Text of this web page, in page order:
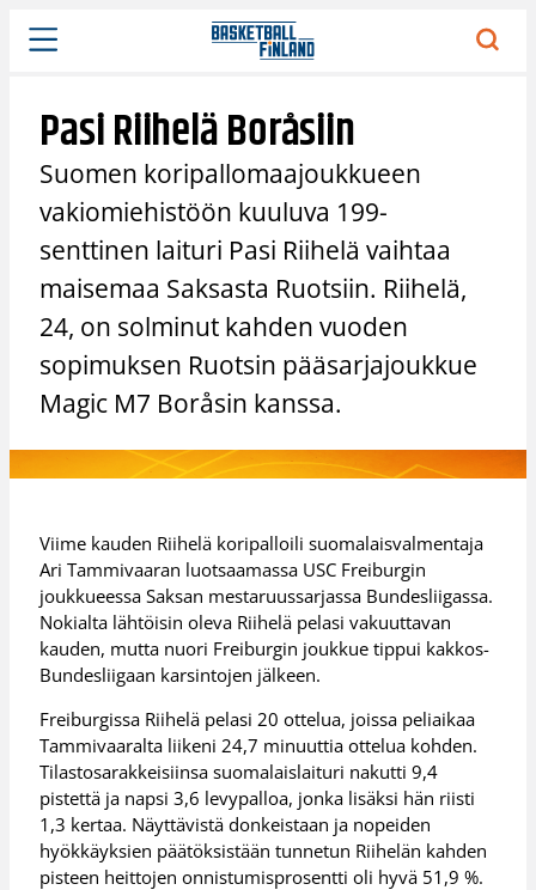
Siirry
sisältöön
Pasi Riihelä Boråsiin
Suomen koripallomaajoukkueen
vakiomiehistöön kuuluva 199-
senttinen laituri Pasi Riihelä vaihtaa
maisemaa Saksasta Ruotsiin. Riihelä,
24, on solminut kahden vuoden
sopimuksen Ruotsin pääsarjajoukkue
Magic M7 Boråsin kanssa.
Viime kauden Riihelä koripalloili suomalaisvalmentaja
Ari Tammivaaran luotsaamassa USC Freiburgin
joukkueessa Saksan mestaruussarjassa Bundesliigassa.
Nokialta lähtöisin oleva Riihelä pelasi vakuuttavan
kauden, mutta nuori Freiburgin joukkue tippui kakkos-
Bundesliigaan karsintojen jälkeen.
Freiburgissa Riihelä pelasi 20 ottelua, joissa peliaikaa
Tammivaaralta liikeni 24,7 minuuttia ottelua kohden.
Tilastosarakkeisiinsa suomalaislaituri nakutti 9,4
pistettä ja napsi 3,6 levypalloa, jonka lisäksi hän riisti
1,3 kertaa. Näyttävistä donkeistaan ja nopeiden
hyökkäyksien päätöksistään tunnetun Riihelän kahden
pisteen heittojen onnistumisprosentti oli hyvä 51,9 %.